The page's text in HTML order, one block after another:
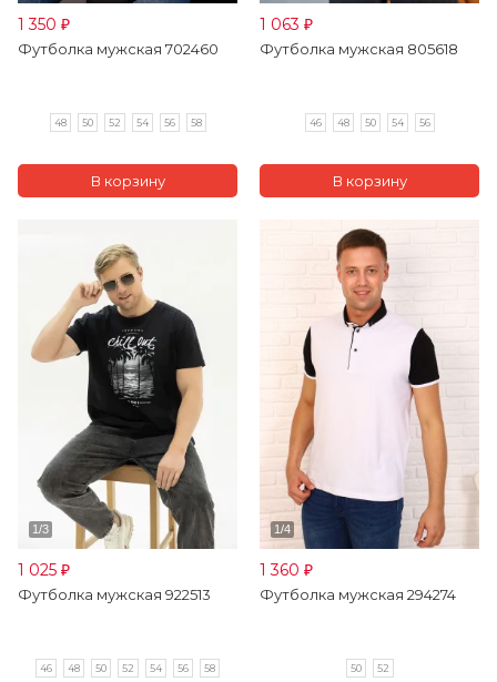
1 350 ₽
Футболка мужская 702460
48 50 52 54 56 58
1 063 ₽
Футболка мужская 805618
46 48 50 54 56
1 025 ₽
Футболка мужская 922513
46 48 50 52 54 56 58
1 360 ₽
Футболка мужская 294274
50 52